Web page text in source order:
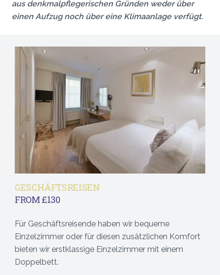
aus denkmalpflegerischen Gründen weder über
einen Aufzug noch über eine Klimaanlage verfügt.
GESCHÄFTSREISEN
FROM £130
Für Geschäftsreisende haben wir bequeme
Einzelzimmer oder für diesen zusätzlichen Komfort
bieten wir erstklassige Einzelzimmer mit einem
Doppelbett.